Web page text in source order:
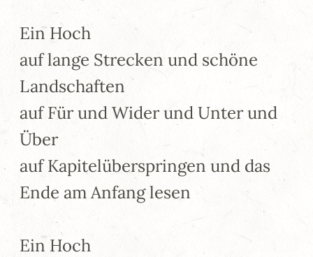
Ein Hoch
auf lange Strecken und schöne
Landschaften
auf Für und Wider und Unter und
Über
auf Kapitelüberspringen und das
Ende am Anfang lesen
Ein Hoch